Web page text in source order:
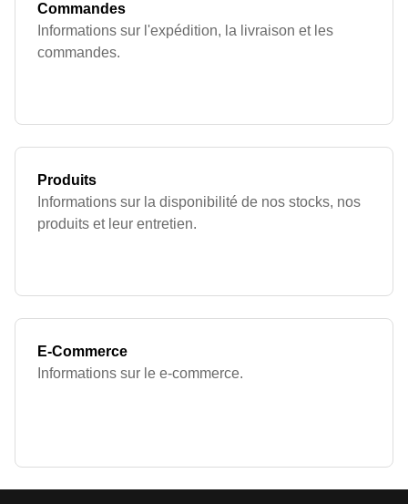
Commandes
Informations sur l'expédition, la livraison et les
commandes.
Produits
Informations sur la disponibilité de nos stocks, nos
produits et leur entretien.
E-Commerce
Informations sur le e-commerce.